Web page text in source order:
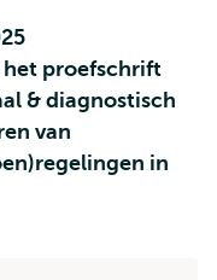
het proefschrift
& diagnostisch
van
in